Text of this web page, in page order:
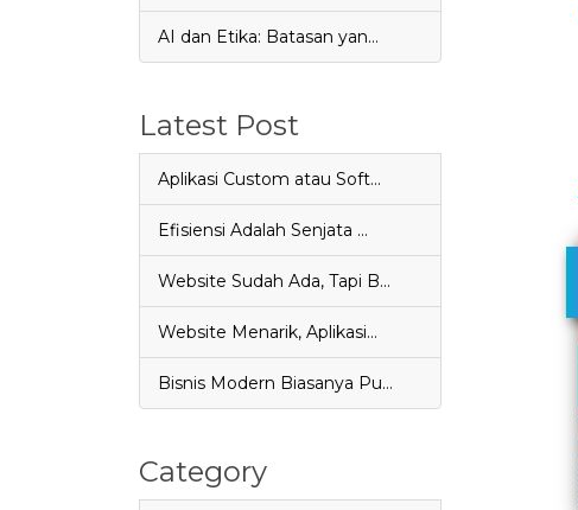
AI dan Etika: Batasan yan…
Latest Post
Aplikasi Custom atau Soft…
Efisiensi Adalah Senjata …
Website Sudah Ada, Tapi B…
Website Menarik, Aplikasi…
Bisnis Modern Biasanya Pu…
Category